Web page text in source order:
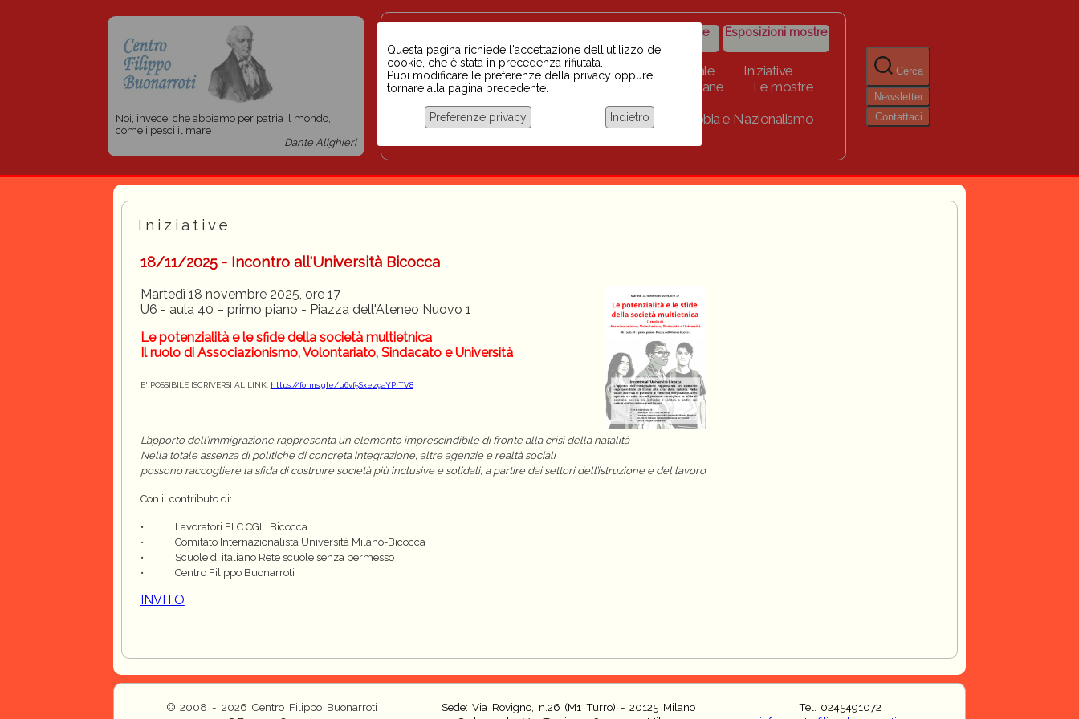
Noi, invece, che abbiamo per patria il mondo,
come i pesci il mare
Dante Alighieri
razzismo
iniziative
Storico iniziative Esposizioni mostre
Home Scuola BINARI Biblioteca digitale
Iniziative
Progetti per le scuole 2023-2024
Link Collane
Le mostre
Chi siamo
Coordinamento Docenti contro Razzismo, Xenofobia e Nazionalismo
Cerca
Newsletter
Contattaci
Questa pagina richiede l'accettazione dell'utilizzo dei
cookie, che è stata in precedenza rifiutata.
Puoi modificare le preferenze della privacy oppure
tornare alla pagina precedente.
Preferenze privacy Indietro
Iniziative
18/11/2025 - Incontro all'Università Bicocca
Martedì 18 novembre 2025, ore 17
U6 - aula 40 – primo piano - Piazza dell'Ateneo Nuovo 1
Le potenzialità e le sfide della società multietnica
Il ruolo di Associazionismo, Volontariato, Sindacato e Università
E' POSSIBILE ISCRIVERSI AL LINK: https://forms.gle/u6vf5Sxez9aYPrTV8
L’apporto dell’immigrazione rappresenta un elemento imprescindibile di fronte alla crisi della natalità
Nella totale assenza di politiche di concreta integrazione, altre agenzie e realtà sociali
possono raccogliere la sfida di costruire società più inclusive e solidali, a partire dai settori dell’istruzione e del lavoro
Con il contributo di:
• Lavoratori FLC CGIL Bicocca
•
Comitato Internazionalista Università Milano-Bicocca
•
Scuole di italiano Rete scuole senza permesso
•
Centro Filippo Buonarroti
INVITO
© 2008 - 2026 Centro Filippo Buonarroti
Sede: Via Rovigno, n.26 (M1 Turro) - 20125 Milano
Tel. 0245491072